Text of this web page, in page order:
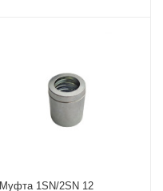
Mуфта 1SN/2SN 12